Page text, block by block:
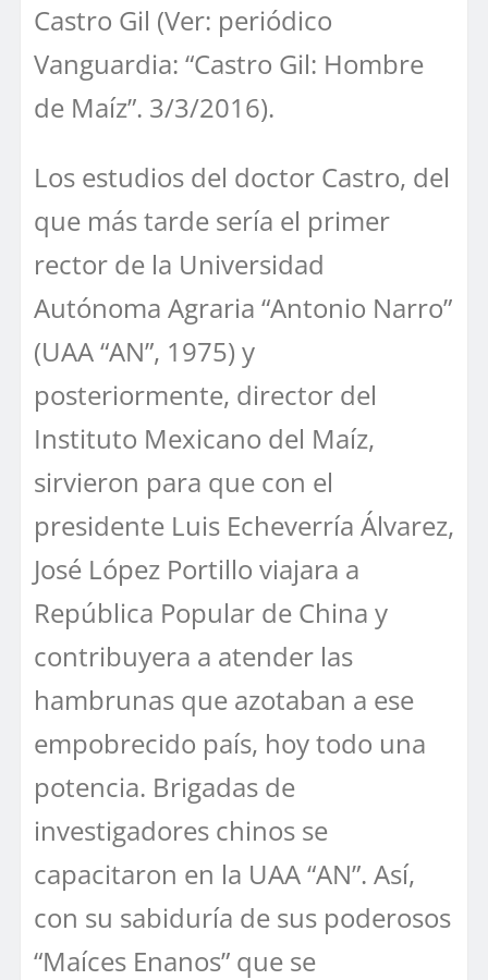
Castro Gil (Ver: periódico
Vanguardia: “Castro Gil: Hombre
de Maíz”. 3/3/2016).
Los estudios del doctor Castro, del
que más tarde sería el primer
rector de la Universidad
Autónoma Agraria “Antonio Narro”
(UAA “AN”, 1975) y
posteriormente, director del
Instituto Mexicano del Maíz,
sirvieron para que con el
presidente Luis Echeverría Álvarez,
José López Portillo viajara a
República Popular de China y
contribuyera a atender las
hambrunas que azotaban a ese
empobrecido país, hoy todo una
potencia. Brigadas de
investigadores chinos se
capacitaron en la UAA “AN”. Así,
con su sabiduría de sus poderosos
“Maíces Enanos” que se